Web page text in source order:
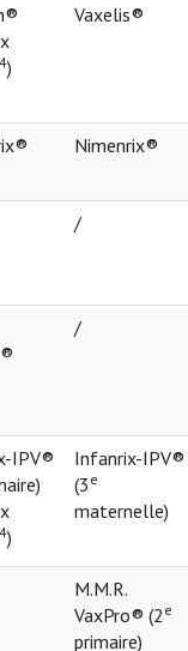
4)
Vaxelis®
Nimenrix®
/
/
IPV®
4)
Infanrix-IPV®
(3 e
maternelle)
M.M.R.
VaxPro® (2 e
primaire)